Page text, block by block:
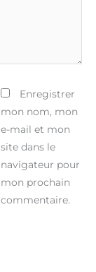
Enregistrer
mon nom, mon
e-mail et mon
site dans le
navigateur pour
mon prochain
commentaire.